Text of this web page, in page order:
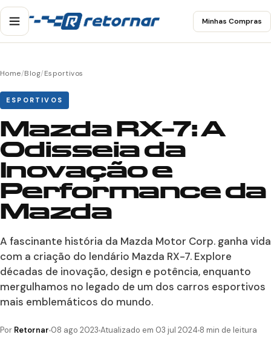
Minhas Compras
Home/Blog/Esportivos
ESPORTIVOS
Mazda RX-7: A
Odisseia da
Inovação e
Performance da
Mazda
A fascinante história da Mazda Motor Corp. ganha vida
com a criação do lendário Mazda RX-7. Explore
décadas de inovação, design e potência, enquanto
mergulhamos no legado de um dos carros esportivos
mais emblemáticos do mundo.
Por Retornar 08 ago 2023 Atualizado em 03 jul 2024 8 min de leitura